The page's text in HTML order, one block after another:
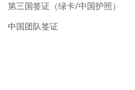
第三国签证（绿卡/中国护照）
中国团队签证